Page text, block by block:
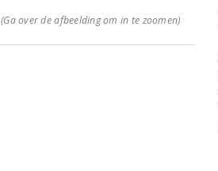
(Ga over de afbeelding om in te zoomen)